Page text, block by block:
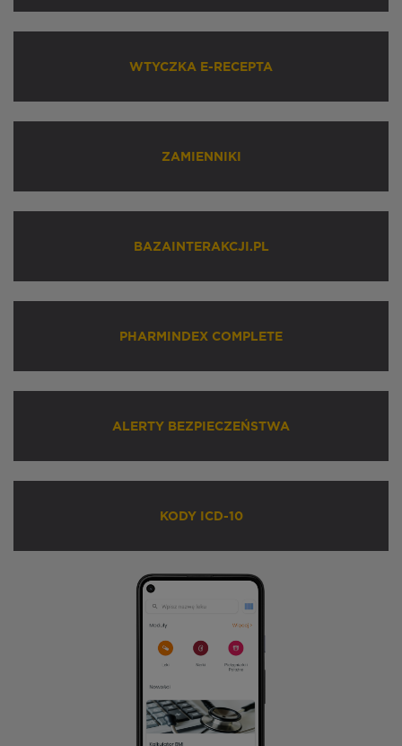
WTYCZKA E-RECEPTA
ZAMIENNIKI
BAZAINTERAKCJI.PL
PHARMINDEX COMPLETE
ALERTY BEZPIECZEŃSTWA
KODY ICD-10